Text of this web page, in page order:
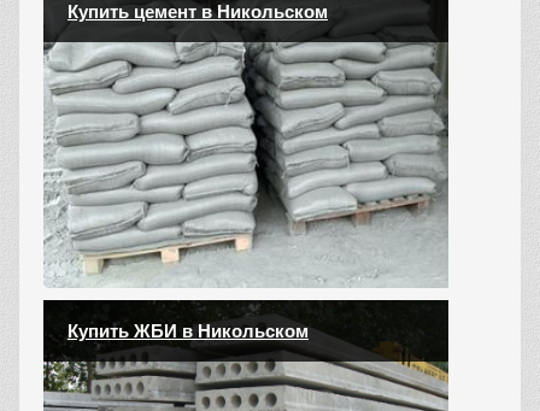
Купить цемент в Никольском
Купить ЖБИ в Никольском